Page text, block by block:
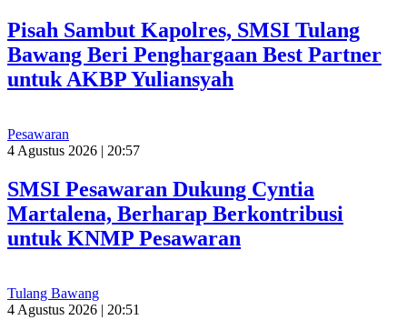
Pisah Sambut Kapolres, SMSI Tulang
Bawang Beri Penghargaan Best Partner
untuk AKBP Yuliansyah
Pesawaran
4 Agustus 2026 | 20:57
SMSI Pesawaran Dukung Cyntia
Martalena, Berharap Berkontribusi
untuk KNMP Pesawaran
Tulang Bawang
4 Agustus 2026 | 20:51